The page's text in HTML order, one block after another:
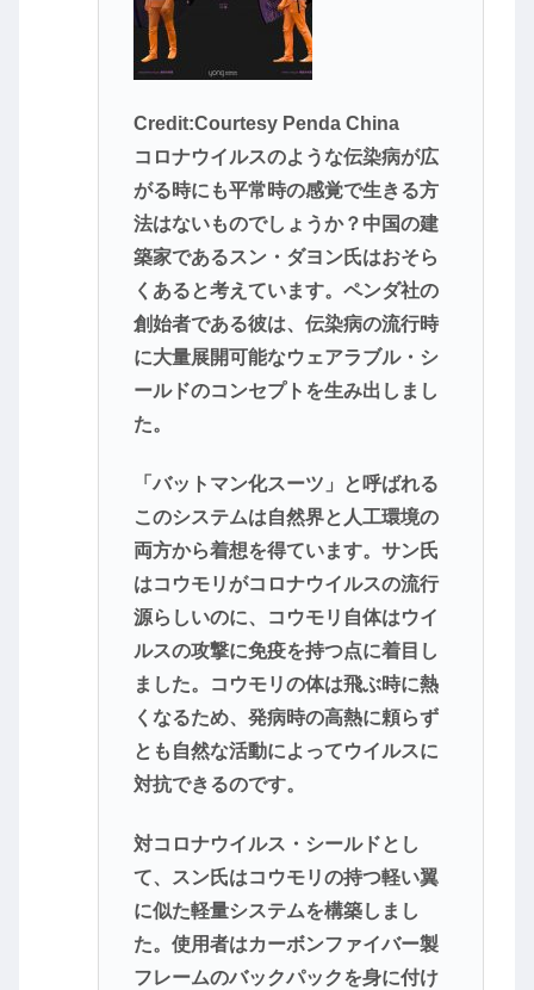
Credit:Courtesy Penda China
コロナウイルスのような伝染病が広
がる時にも平常時の感覚で生きる方
法はないものでしょうか？中国の建
築家であるスン・ダヨン氏はおそら
くあると考えています。ペンダ社の
創始者である彼は、伝染病の流行時
に大量展開可能なウェアラブル・シ
ールドのコンセプトを生み出しまし
た。
「バットマン化スーツ」と呼ばれる
このシステムは自然界と人工環境の
両方から着想を得ています。サン氏
はコウモリがコロナウイルスの流行
源らしいのに、コウモリ自体はウイ
ルスの攻撃に免疫を持つ点に着目し
ました。コウモリの体は飛ぶ時に熱
くなるため、発病時の高熱に頼らず
とも自然な活動によってウイルスに
対抗できるのです。
対コロナウイルス・シールドとし
て、スン氏はコウモリの持つ軽い翼
に似た軽量システムを構築しまし
た。使用者はカーボンファイバー製
フレームのバックパックを身に付け